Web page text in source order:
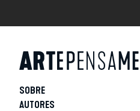
SOBRE
AUTORES